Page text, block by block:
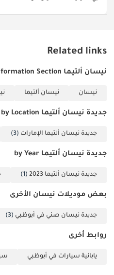
الحجم.
Related links
نيسان ألتيما Information Section
نيسان نيسان ألتيما
جديدة نيسان ألتيما by Location
جديدة نيسان ألتيما الإمارات (3)
جديدة نيسان ألتيما by Year
جديدة نيسان ألتيما 2023 (1)
بعض موديلات نيسان الأخرى
جديدة نيسان صني في أبوظبي (3)
روابط أخرى
يابانية سيارات في أبوظبي
قياسي، مما يجعلها واحدةً من أكثر
أفضل تقنيات نيسان وموثوقيتها
تم إنشاء هذه الإحصاءات بواسطة
خبراء السوق. يُرجى دائماً فحص